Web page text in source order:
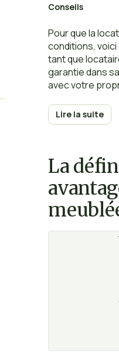
Conseils
Pour que la
conditions, voici
tant que
garantie dans
avec votre
Lire la suite
La